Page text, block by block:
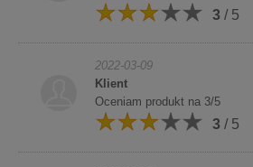
3 / 5
2022-03-09
Klient
Oceniam produkt na 3/5
3 / 5